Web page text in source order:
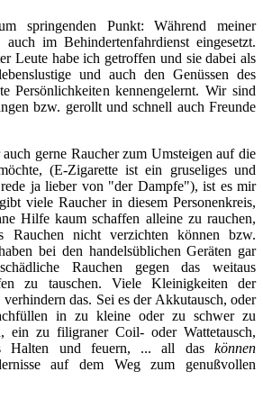
springenden Punkt: Während meiner
im Behindertenfahrdienst eingesetzt.
Leute habe ich getroffen und sie dabei als
und auch den Genüssen des
Persönlichkeiten kennengelernt. Wir sind
bzw. gerollt und schnell auch Freunde
gerne Raucher zum Umsteigen auf die
(E-Zigarette ist ein gruseliges und
rede ja lieber von "der Dampfe"), ist es mir
viele Raucher in diesem Personenkreis,
Hilfe kaum schaffen alleine zu rauchen,
Rauchen nicht verzichten können bzw.
bei den handelsüblichen Geräten gar
Rauchen gegen das weitaus
zu tauschen. Viele Kleinigkeiten der
das. Sei es der Akkutausch, oder
in zu kleine oder zu schwer zu
ein zu filigraner Coil- oder Wattetausch,
Halten und feuern, ... all das können
auf dem Weg zum genußvollen